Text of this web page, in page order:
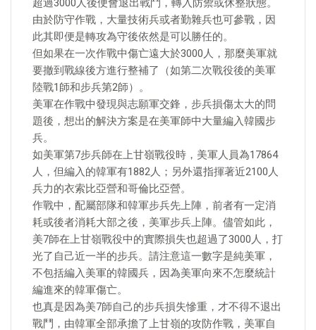
超過3000人後便會退出戰鬥，轉入防禦或休整狀態。
由於防守作戰，大量技術兵或者勤雜兵也可參戰，因
此其即便是轉攻為守後依然是可以勝任的。
但如果在一次作戰中傷亡遠大於3000人，那麼美軍就
要撤到戰線後方進行整補了（如第二次戰役後的美軍
陸戰1師和步兵第2師）。
美軍在作戰中發現與志願軍交鋒，步兵損傷太大的問
題後，想出的解決方案是在美軍師中大量編入韓國步
兵。
如美軍第7步兵師在上甘嶺戰役時，美軍人員為17864
人，但編入的韓軍有1882人；另外還指揮著近2100人
兵力的衣索比亞營和哥倫比亞營。
作戰中，配屬部隊和韓軍步兵先上陣，前者有一定消
耗或後者消耗大部之後，美軍步兵上陣。儘管如此，
美7師在上甘嶺戰役中的實際損失也超過了3000人，打
光了自己近一半的步兵。請注意這一數字是純美軍，
不包括編入美軍的韓國兵，因為美軍向來不怎麼統計
編進來的韓軍傷亡。
也真是因為美7師自己的步兵損失慘重，才不得不退出
戰鬥，由韓軍全部承擔了上甘嶺的攻防作戰，美軍自